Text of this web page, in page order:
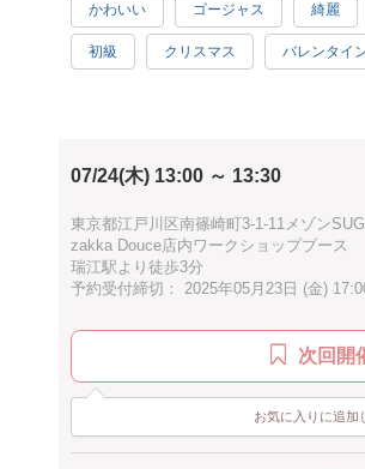
【日時】
7月24日(木)
①10:30〜11:00
【所要時間】約30分
※進行状況により多少前後します
⸻
【持ち物】
・マスク
【講師】
かわいい ゴージャス 綺麗
初級 クリスマス バレンタイ
お手頃 ピンク グリーン
パープル ブルー 水色
07/24(木) 13:00 ～ 13:30
東京都江戸川区南篠崎町3-1-11メゾン
zakka Douce店内ワークショップブース
瑞江駅より徒歩3分
予約受付締切： 2025年05月23日 (金)
次回開
お気に入りに追加